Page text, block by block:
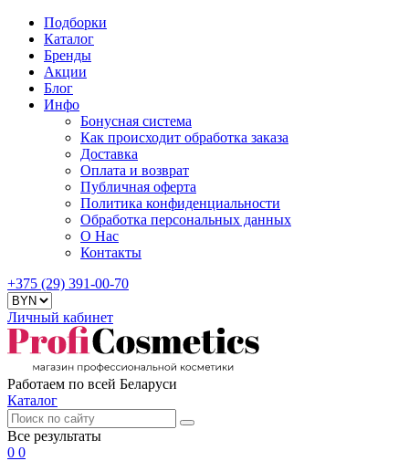
Подборки
Каталог
Бренды
Акции
Блог
Инфо
Бонусная система
Как происходит обработка заказа
Доставка
Оплата и возврат
Публичная оферта
Политика конфиденциальности
Обработка персональных данных
О Нас
Контакты
+375 (29) 391-00-70
Личный кабинет
Работаем по всей Беларуси
Каталог
Все результаты
0 0